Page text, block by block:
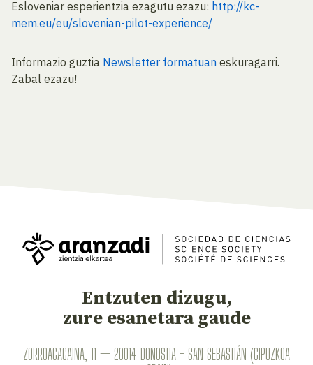
Esloveniar esperientzia ezagutu ezazu: http://kc-
mem.eu/eu/slovenian-pilot-experience/
Informazio guztia Newsletter formatuan eskuragarri.
Zabal ezazu!
Entzuten dizugu,
zure esanetara gaude
ZORROAGAGAINA, 11 — 20014 DONOSTIA - SAN SEBASTIÁN (GIPUZKOA